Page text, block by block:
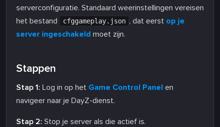
serverconfiguratie. Standaard weerinstellingen vereisen
het bestand
cfggameplay.json , dat eerst op je
server ingeschakeld moet zijn.
Stappen
Stap 1: Log in op het Game Control Panel en
navigeer naar je DayZ-dienst.
Stap 2: Stop je server als die actief is.